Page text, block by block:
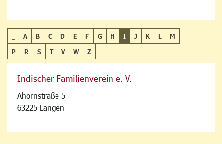
A B C D E F G H I J K L
M
P
R S T V W Z
Indischer Familienverein e. V.
Ahornstraße 5
63225 Langen